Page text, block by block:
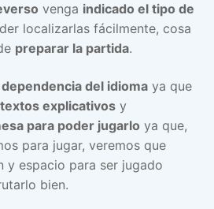
venga indicado el tipo de
localizarlas fácilmente, cosa
preparar la partida.
dependencia del idioma ya que
textos explicativos y
para poder jugarlo ya que,
para jugar, veremos que
y espacio para ser jugado
bien.